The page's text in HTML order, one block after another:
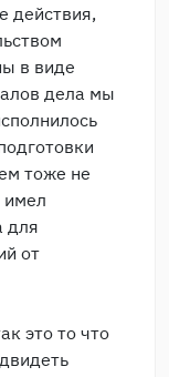
действия,
в виде
дела мы
тоже не
имел
для
от
это то что